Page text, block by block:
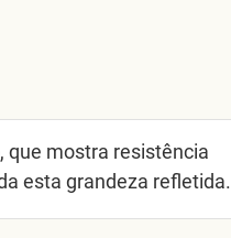
que mostra resistência
esta grandeza refletida.